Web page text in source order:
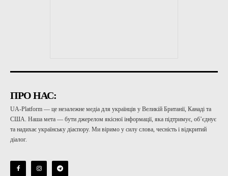
ПРО НАС:
UA-Platform — це незалежне медіа для українців у Великій Британії, Канаді та
США. Наша мета — бути джерелом якісної інформації, яка підтримує, об’єднує
та надихає українську діаспору. Ми віримо у силу слова, чесність і відкритий
діалог.